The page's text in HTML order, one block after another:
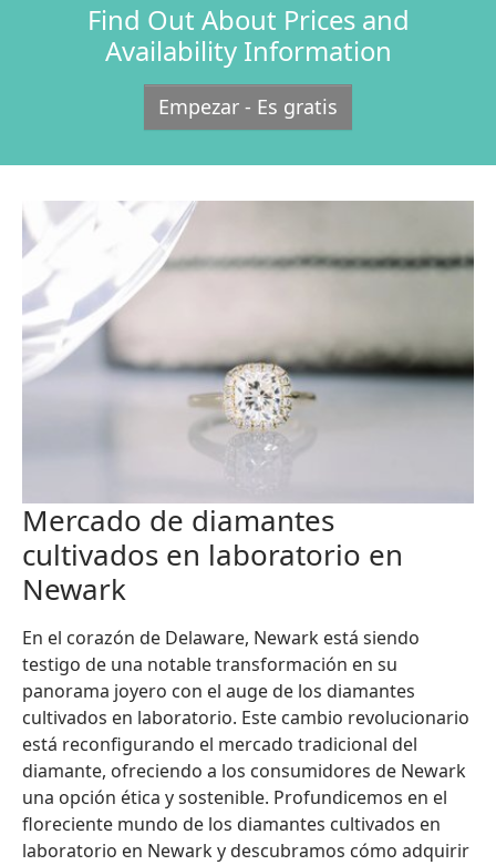
Find Out About Prices and
Availability Information
Empezar - Es gratis
Mercado de diamantes
cultivados en laboratorio en
Newark
En el corazón de Delaware, Newark está siendo
testigo de una notable transformación en su
panorama joyero con el auge de los diamantes
cultivados en laboratorio. Este cambio revolucionario
está reconfigurando el mercado tradicional del
diamante, ofreciendo a los consumidores de Newark
una opción ética y sostenible. Profundicemos en el
floreciente mundo de los diamantes cultivados en
laboratorio en Newark y descubramos cómo adquirir